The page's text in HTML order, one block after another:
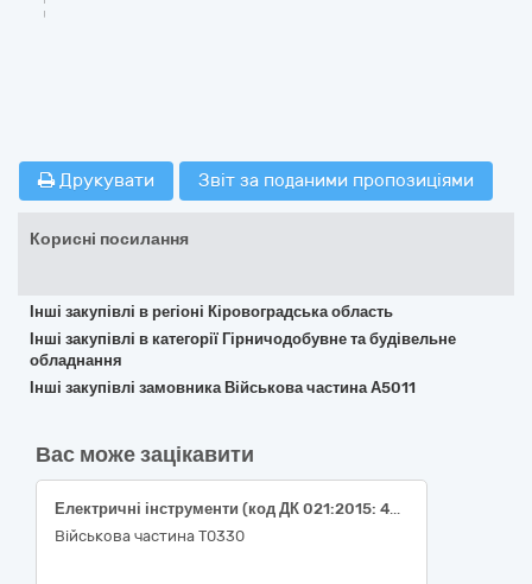
Друкувати Звіт за поданими пропозиціями
Корисні посилання
Інші закупівлі в регіоні Кіровоградська область
Інші закупівлі в категорії Гірничодобувне та будівельне
обладнання
Інші закупівлі замовника Військова частина А5011
Вас може зацікавити
Електричні інструменти (код ДК 021:2015: 4383 0000-0 Електричні інструменти)
Військова частина Т0330